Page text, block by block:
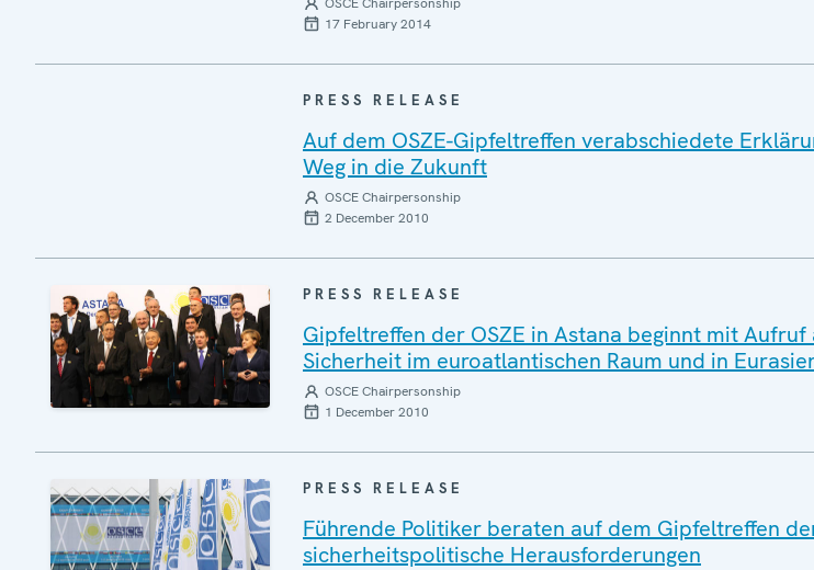
17 February 2014
PRESS RELEASE
Auf dem OSZE-Gipfeltreffen verabschiedete
Weg in die Zukunft
OSCE Chairpersonship
2 December 2010
PRESS RELEASE
Gipfeltreffen der OSZE in Astana beginnt mit Aufruf
Sicherheit im euroatlantischen Raum und in
OSCE Chairpersonship
1 December 2010
PRESS RELEASE
Führende Politiker beraten auf dem Gipfeltreffen
sicherheitspolitische Herausforderungen